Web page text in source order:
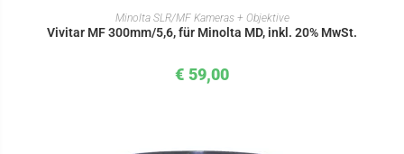
IN DEN WARENKORB
Minolta SLR/MF Kameras + Objektive
Vivitar MF 300mm/5,6, für Minolta MD, inkl. 20% MwSt.
€ 59,00